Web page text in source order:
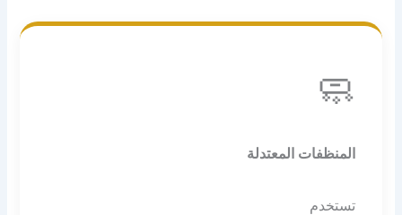
🧼
المنظفات المعتدلة
تستخدم